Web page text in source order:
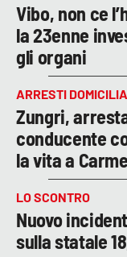
Vibo, non ce
la 23enne
gli organi
ARRESTI
Zungri,
conducente
la vita a
LO SCONTRO
Nuovo
sulla statale